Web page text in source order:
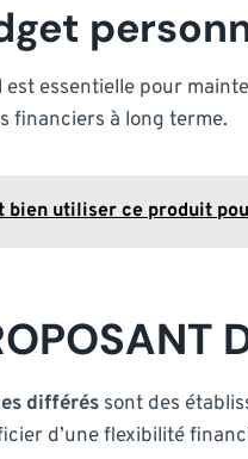
essentielle pour
financiers à long terme.
bien utiliser ce produit
différés sont des
d’une flexibilité